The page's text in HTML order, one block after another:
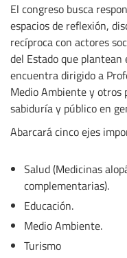
El congreso busca
espacios de reflexión,
recíproca con actores
del Estado que
encuentra dirigido a
Medio Ambiente y otros
sabiduría y público en
Abarcará cinco ejes
Salud (Medicinas
complementarias).
Educación.
Medio Ambiente.
Turismo